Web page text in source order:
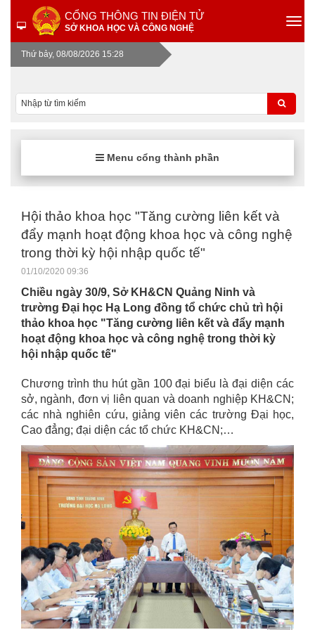
CỔNG THÔNG TIN ĐIỆN TỬ
SỞ KHOA HỌC VÀ CÔNG NGHỆ
Thứ bảy, 08/08/2026 15:28
Menu cổng thành phần
Hội thảo khoa học "Tăng cường liên kết và
đẩy mạnh hoạt động khoa học và công nghệ
trong thời kỳ hội nhập quốc tế"
01/10/2020 09:36
Chiều ngày 30/9, Sở KH&CN Quảng Ninh và
trường Đại học Hạ Long đồng tổ chức chủ trì hội
thảo khoa học "Tăng cường liên kết và đẩy mạnh
hoạt động khoa học và công nghệ trong thời kỳ
hội nhập quốc tế"
Chương trình thu hút gần 100 đại biểu là đại diện các
sở, ngành, đơn vị liên quan và doanh nghiệp KH&CN;
các nhà nghiên cứu, giảng viên các trường Đại học,
Cao đẳng; đại diện các tổ chức KH&CN;…